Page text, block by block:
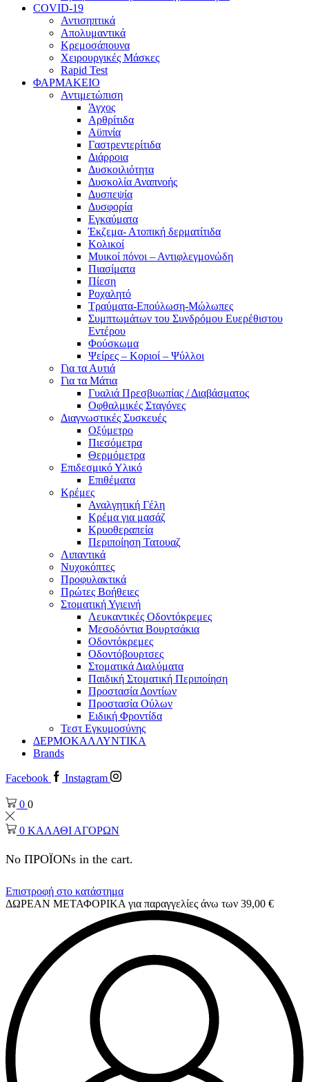
COVID-19
Αντισηπτικά
Απολυμαντικά
Κρεμοσάπουνα
Χειρουργικές Μάσκες
Rapid Test
ΦΑΡΜΑΚΕΙΟ
Αντιμετώπιση
Άγχος
Αρθρίτιδα
Αϋπνία
Γαστρεντερίτιδα
Διάρροια
Δυσκοιλιότητα
Δυσκολία Αναπνοής
Δυσπεψία
Δυσφορία
Εγκαύματα
Έκζεμα- Ατοπική δερματίτιδα
Κολικοί
Μυικοί πόνοι – Αντιφλεγμονώδη
Πιασίματα
Πίεση
Ροχαλητό
Τραύματα-Επούλωση-Μώλωπες
Συμπτωμάτων του Συνδρόμου Ευερέθιστου
Εντέρου
Φούσκωμα
Ψείρες – Κοριοί – Ψύλλοι
Για τα Αυτιά
Για τα Μάτια
Γυαλιά Πρεσβυωπίας / Διαβάσματος
Οφθαλμικές Σταγόνες
Διαγνωστικές Συσκευές
Οξύμετρο
Πιεσόμετρα
Θερμόμετρα
Επιδεσμικό Υλικό
Επιθέματα
Κρέμες
Αναλγητική Γέλη
Κρέμα για μασάζ
Κρυοθεραπεία
Περιποίηση Τατουαζ
Λιπαντικά
Νυχοκόπτες
Προφυλακτικά
Πρώτες Βοήθειες
Στοματική Υγιεινή
Λευκαντικές Οδοντόκρεμες
Μεσοδόντια Βουρτσάκια
Οδοντόκρεμες
Οδοντόβουρτσες
Στοματικά Διαλύματα
Παιδική Στοματική Περιποίηση
Προστασία Δοντίων
Προστασία Ούλων
Ειδική Φροντίδα
Τεστ Εγκυμοσύνης
ΔΕΡΜΟΚΑΛΛΥΝΤΙΚΑ
Brands
Facebook Instagram
0 0
0 ΚΑΛΑΘΙ ΑΓΟΡΩΝ
No ΠΡΟΪΟΝs in the cart.
Επιστροφή στο κατάστημα
ΔΩΡΕΑΝ ΜΕΤΑΦΟΡΙΚΑ για παραγγελίες άνω των 39,00 €